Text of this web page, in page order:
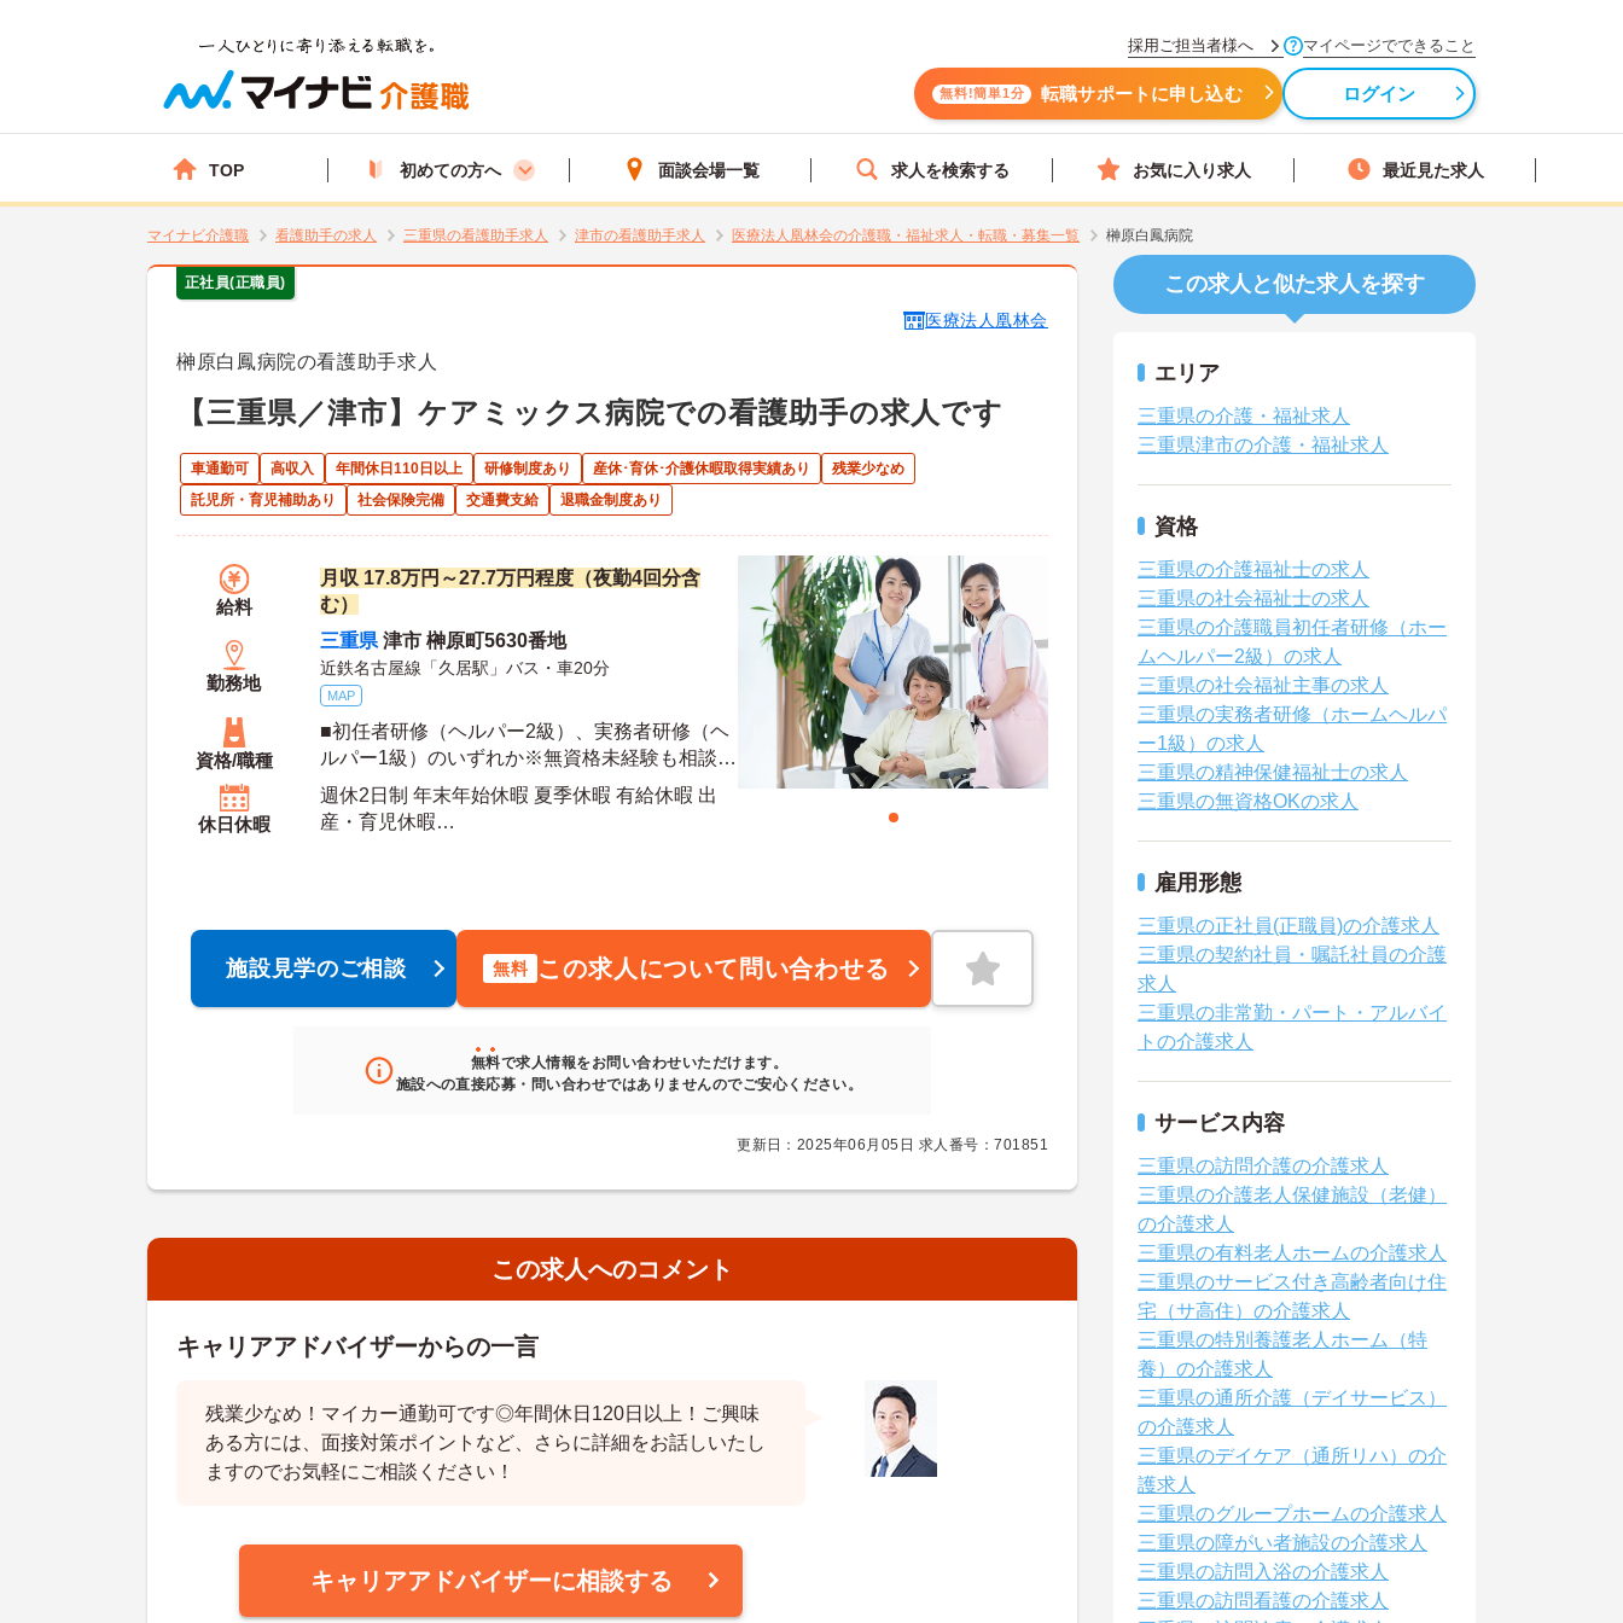
採用ご担当者様へ マイページでできること
無料!簡単1分 転職サポートに申し込む ログイン
TOP 初めての方へ 面談会場一覧 求人を検索する お気に入り求人 最近見た求人
マイナビ介護職 看護助手の求人 三重県の看護助手求人 津市の看護助手求人 医療法人凰林会の介護職・福祉求人・転職・募集一覧 榊原白鳳病院
正社員(正職員)
医療法人凰林会
榊原白鳳病院の看護助手求人
【三重県／津市】ケアミックス病院での看護助手の求人です
車通勤可 高収入 年間休日110日以上 研修制度あり 産休･育休･介護休暇取得実績あり
残業少なめ
託児所・育児補助あり
社会保険完備 交通費支給 退職金制度あり
給料
月収 17.8万円～27.7万円程度（夜勤4回分含
む）
勤務地
三重県 津市 榊原町5630番地
近鉄名古屋線「久居駅」バス・車20分
MAP
資格/職種
■初任者研修（ヘルパー2級）、実務者研修（ヘ
ルパー1級）のいずれか※無資格未経験も相談可
■経験者優遇、ブランクのある方歓迎
休日休暇
週休2日制 年末年始休暇 夏季休暇 有給休暇 出
産・育児休暇
施設見学のご相談 無料 この求人について問い合わせる
無料で求人情報をお問い合わせいただけます。
施設への直接応募・問い合わせではありませんのでご安心ください。
更新日：2025年06月05日 求人番号：701851
この求人へのコメント
キャリアアドバイザーからの一言
残業少なめ！マイカー通勤可です◎年間休日120日以上！ご興味
ある方には、面接対策ポイントなど、さらに詳細をお話しいたし
ますのでお気軽にご相談ください！
キャリアアドバイザーに相談する
この求人と似た求人を探す
エリア
三重県の介護・福祉求人
三重県津市の介護・福祉求人
資格
三重県の介護福祉士の求人
三重県の社会福祉士の求人
三重県の介護職員初任者研修（ホー
ムヘルパー2級）の求人
三重県の社会福祉主事の求人
三重県の実務者研修（ホームヘルパ
ー1級）の求人
三重県の精神保健福祉士の求人
三重県の無資格OKの求人
雇用形態
三重県の正社員(正職員)の介護求人
三重県の契約社員・嘱託社員の介護
求人
三重県の非常勤・パート・アルバイ
トの介護求人
サービス内容
三重県の訪問介護の介護求人
三重県の介護老人保健施設（老健）
の介護求人
三重県の有料老人ホームの介護求人
三重県のサービス付き高齢者向け住
宅（サ高住）の介護求人
三重県の特別養護老人ホーム（特
養）の介護求人
三重県の通所介護（デイサービス）
の介護求人
三重県のデイケア（通所リハ）の介
護求人
三重県のグループホームの介護求人
三重県の障がい者施設の介護求人
三重県の訪問入浴の介護求人
三重県の訪問看護の介護求人